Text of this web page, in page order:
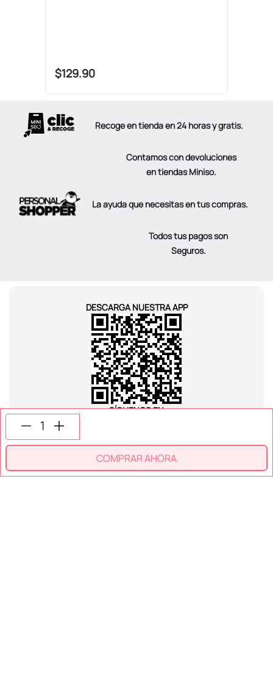
COMPRAR AHORA
$129.90
Recoge en tienda en 24 horas y gratis.
Contamos con devoluciones
en tiendas Miniso.
La ayuda que necesitas en tus compras.
Todos tus pagos son
Seguros.
DESCARGA NUESTRA APP
SÍGUENOS EN